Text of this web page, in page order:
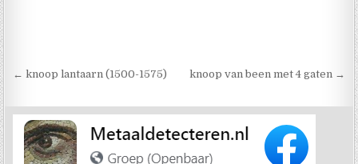
Berichtnavigatie
← knoop lantaarn (1500-1575) knoop van been met 4 gaten →